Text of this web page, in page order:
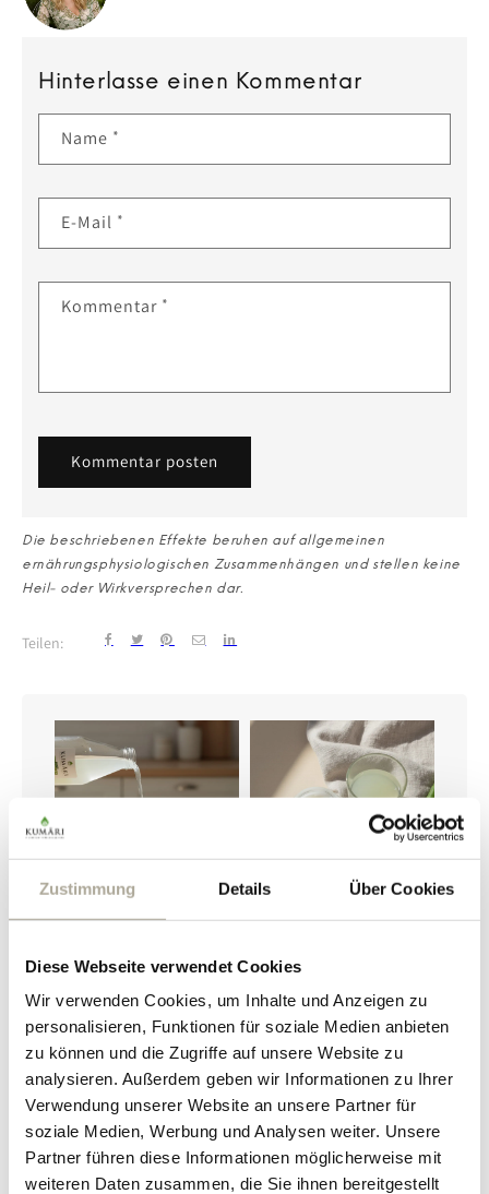
Zustimmung Details Über Cookies
Diese Webseite verwendet Cookies
Wir verwenden Cookies, um Inhalte und Anzeigen zu
personalisieren, Funktionen für soziale Medien anbieten
zu können und die Zugriffe auf unsere Website zu
analysieren. Außerdem geben wir Informationen zu Ihrer
Verwendung unserer Website an unsere Partner für
soziale Medien, Werbung und Analysen weiter. Unsere
Partner führen diese Informationen möglicherweise mit
weiteren Daten zusammen, die Sie ihnen bereitgestellt
Hinterlasse einen Kommentar
Name *
E-Mail *
Kommentar *
Die beschriebenen Effekte beruhen auf allgemeinen
ernährungsphysiologischen Zusammenhängen und stellen keine
Heil- oder Wirkversprechen dar.
Teilen:
So kann dich unser Aloe Vera Direktsaft in der
Fastenzeit unterstützen
Unser Aloe-Vera-Direktsaft ist mehr als ein Getränk – er
lässt sich bewusst in den Alltag integrieren, besonders in
Phasen, in denen Ernährung und Flüssigkeitszufuhr eine
zentrale Rolle spielen.
Gerade bei äußeren Belastungen wie Stress, wenig
Bewegung oder veränderten Essgewohnheiten kann eine